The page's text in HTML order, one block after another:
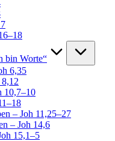
bin Worte“
6,35
10,7–10
– Joh 11,25–27
– Joh 14,6
15,1–5